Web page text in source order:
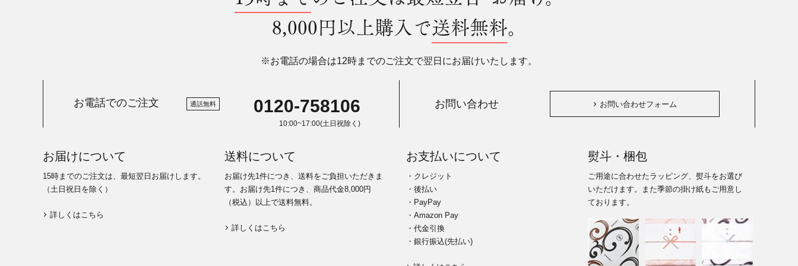
8,000円以上購入で送料無料。
※お電話の場合は12時までのご注文で翌日にお届けいたします。
お電話でのご注文 通話無料 0120-758106
10:00~17:00(土日祝除く)
お問い合わせ お問い合わせフォーム
お届けについて
15時までのご注文は、最短翌日お届けします。
（土日祝日を除く）
詳しくはこちら
送料について
お届け先1件につき、送料をご負担いただきま
す。お届け先1件につき、商品代金8,000円
（税込）以上で送料無料。
詳しくはこちら
お支払いについて
・クレジット
・後払い
・PayPay
・Amazon Pay
・代金引換
・銀行振込(先払い)
熨斗・梱包
ご用途に合わせたラッピング、熨斗をお選び
いただけます。また季節の掛け紙もご用意し
ております。